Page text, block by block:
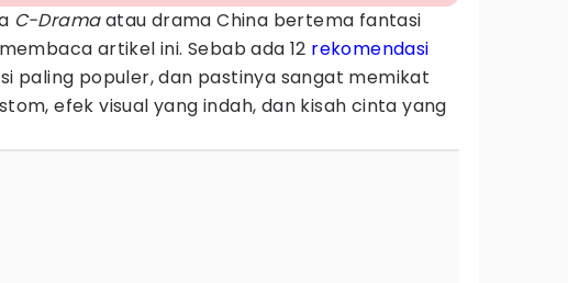
C-Dramaatau drama China bertema fantasi
artikel ini. Sebab ada 12 rekomendasi
paling populer, dan pastinya sangat memikat
efek visual yang indah, dan kisah cinta yang